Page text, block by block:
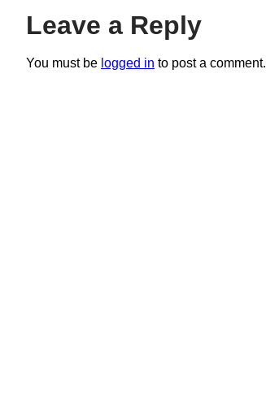
Leave a Reply
You must be logged in to post a comment.